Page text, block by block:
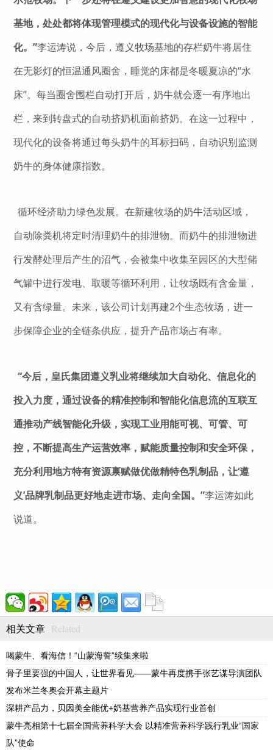
基地，处处都将体现管理模式的现代化与设备设施的智能
化。”李运涛说，今后，遵义牧场基地的存栏奶牛将居住
在无影灯的恒温通风圈舍，睡觉的床都是冬暖夏凉的“水
床”。每当圈舍围栏自动打开后，奶牛就会逐一有序地出
栏，来到转盘式的自动挤奶机面前挤奶。在这一过程中，
现代化的设备将通过每头奶牛的耳标扫码，自动识别监测
奶牛的身体健康指数。
循环经济助力绿色发展。在新建牧场的奶牛活动区域，
自动除粪机将定时清理奶牛的排泄物。而奶牛的排泄物进
行发酵处理后产生的沼气，会被集中收集至园区的大型储
气罐中进行发电、取暖等循环利用，让牧场既有含金量，
又有含绿量。未来，该公司计划再建2个生态牧场，进一
步保障企业的全链条供应，提升产品市场占有率。
“今后，皇氏集团遵义乳业将继续加大自动化、信息化的
投入力度，通过设备的精准控制和智能化信息流的互联互
通推动产线智能化升级，实现工业用能可视、可管、可
控，不断提高生产运营效率，赋能质量控制和安全环保，
充分利用地方特有资源禀赋做优做精特色乳制品，让‘遵
义’品牌乳制品更好地走进市场、走向全国。”李运涛如此
说道。
相关文章 Related
喝蒙牛、看海信！“山蒙海誓”续集来啦
骨子里要强的中国人，让世界看见——蒙牛再度携手张艺谋导演团队
发布米兰冬奥会开幕主题片
深耕产品力，贝因美全能优+奶基营养产品实现行业首创
蒙牛亮相第十七届全国营养科学大会 以精准营养科学践行乳业“国家
队”使命